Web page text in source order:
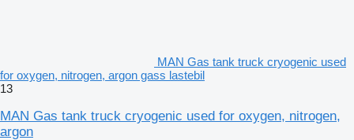
MAN Gas tank truck cryogenic used
for oxygen, nitrogen, argon gass lastebil
13
MAN Gas tank truck cryogenic used for oxygen, nitrogen,
argon